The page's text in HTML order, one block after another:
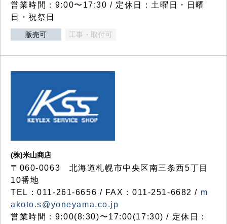
営業時間：9:00〜17:30 / 定休日：土曜日・日曜
日・祝祭日
販売可 工事・取付可
(株)米山商店
〒060-0063 北海道札幌市中央区南三条西5丁目
10番地
TEL：011-261-6656 / FAX：011-251-6682 / m
akoto.s@yoneyama.co.jp
営業時間：9:00(8:30)〜17:00(17:30) / 定休日：